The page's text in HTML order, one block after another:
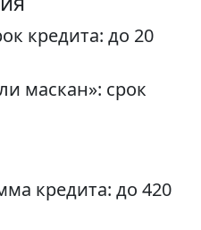
кредита: до 20
маскан»: срок
кредита: до 420